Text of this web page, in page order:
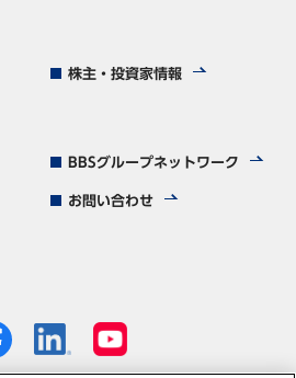
株主・投資家情報
BBSグループネットワーク
お問い合わせ